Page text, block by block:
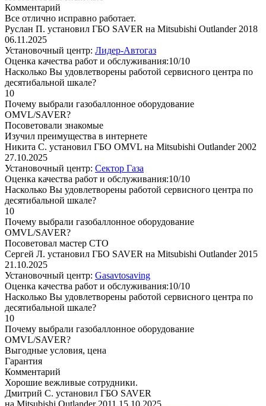
Комментарий
Все отлично исправно работает.
Руслан П. установил ГБО SAVER на Mitsubishi Outlander 2018
06.11.2025
Установочный центр: Лидер-Автогаз
Оценка качества работ и обслуживания:10/10
Насколько Вы удовлетворены работой сервисного центра по
десятибальной шкале?
10
Почему выбрали газобаллонное оборудование
OMVL/SAVER?
Посоветовали знакомые
Изучил преимущества в интернете
Никита C. установил ГБО OMVL на Mitsubishi Outlander 2002
27.10.2025
Установочный центр: Сектор Газа
Оценка качества работ и обслуживания:10/10
Насколько Вы удовлетворены работой сервисного центра по
десятибальной шкале?
10
Почему выбрали газобаллонное оборудование
OMVL/SAVER?
Посоветовал мастер СТО
Сергей Л. установил ГБО SAVER на Mitsubishi Outlander 2015
21.10.2025
Установочный центр: Gasavtosaving
Оценка качества работ и обслуживания:10/10
Насколько Вы удовлетворены работой сервисного центра по
десятибальной шкале?
10
Почему выбрали газобаллонное оборудование
OMVL/SAVER?
Выгодные условия, цена
Гарантия
Комментарий
Хорошие вежливые сотрудники.
Дмитрий С. установил ГБО SAVER
на Mitsubishi Outlander 2011 15.10.2025